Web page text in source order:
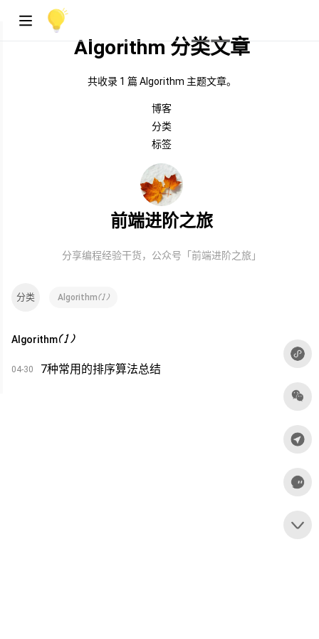
Algorithm 分类文章
共收录 1 篇 Algorithm 主题文章。
博客
分类
标签
前端进阶之旅
分享编程经验干货，公众号「前端进阶之旅」
分类 Algorithm(1)
Algorithm(1)
04-30 7种常用的排序算法总结